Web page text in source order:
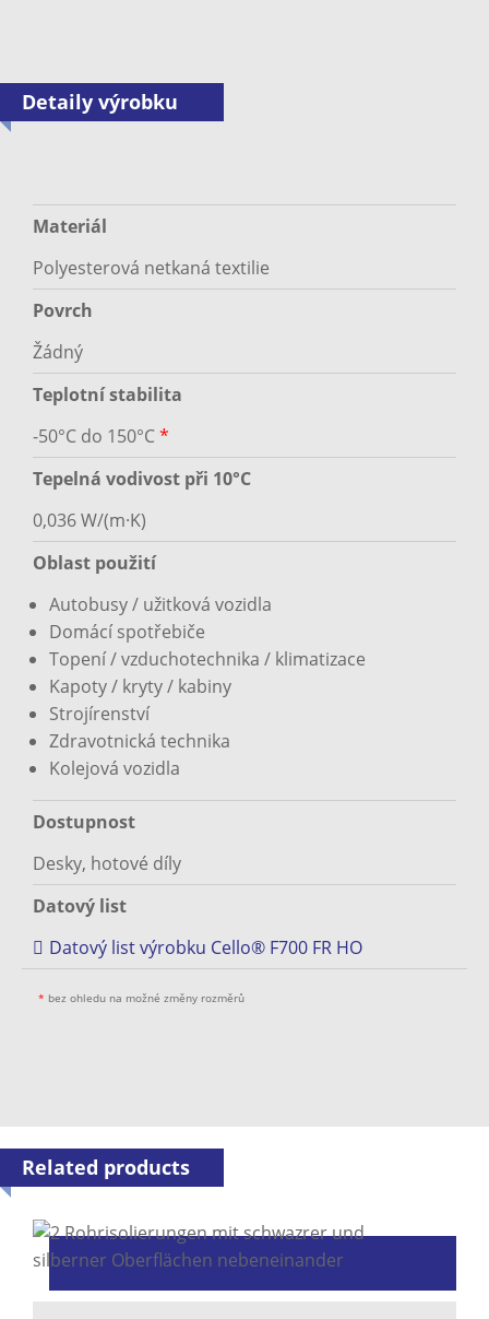
Detaily výrobku
Materiál
Polyesterová netkaná textilie
Povrch
Žádný
Teplotní stabilita
-50°C do 150°C*
Tepelná vodivost při 10°C
0,036 W/(m·K)
Oblast použití
Autobusy / užitková vozidla
Domácí spotřebiče
Topení / vzduchotechnika / klimatizace
Kapoty / kryty / kabiny
Strojírenství
Zdravotnická technika
Kolejová vozidla
Dostupnost
Desky, hotové díly
Datový list
Datový list výrobku Cello® F700 FR HO
* bez ohledu na možné změny rozměrů
Related products